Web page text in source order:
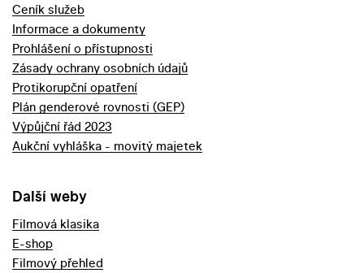
Ceník služeb
Informace a dokumenty
Prohlášení o přístupnosti
Zásady ochrany osobních údajů
Protikorupční opatření
Plán genderové rovnosti (GEP)
Výpůjční řád 2023
Aukční vyhláška - movitý majetek
Další weby
Filmová klasika
E-shop
Filmový přehled